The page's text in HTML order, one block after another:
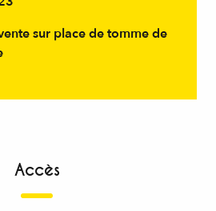
sur place de tomme de
Accès